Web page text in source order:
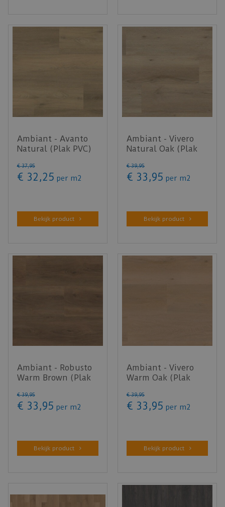
Ambiant - Avanto
Natural (Plak PVC)
€ 37,95
€ 32 ,25 per m2
Bekijk product
Ambiant - Vivero
Natural Oak (Plak
€ 39,95
€ 33 ,95 per m2
Bekijk product
Ambiant - Robusto
Warm Brown (Plak
€ 39,95
€ 33 ,95 per m2
Bekijk product
Ambiant - Vivero
Warm Oak (Plak
€ 39,95
€ 33 ,95 per m2
Bekijk product